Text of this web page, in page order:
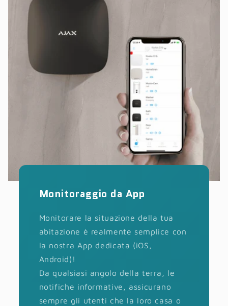
Monitoraggio da App
Monitorare la situazione della tua
abitazione è realmente semplice con
la nostra App dedicata (iOS,
Android)!
Da qualsiasi angolo della terra, le
notifiche informative, assicurano
sempre gli utenti che la loro casa o